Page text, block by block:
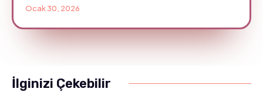
Ocak 30, 2026
İlginizi Çekebilir